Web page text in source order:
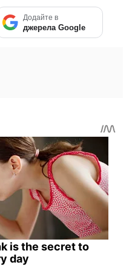
Додайте в
джерела Google
is the secret to
day